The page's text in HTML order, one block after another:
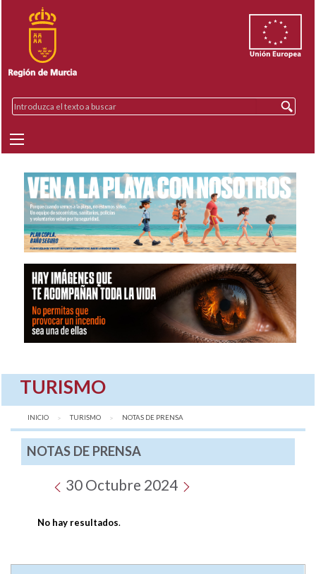
TURISMO
INICIO TURISMO AQUÍ:
NOTAS DE PRENSA
NOTAS DE PRENSA
30 Octubre 2024
No hay resultados.